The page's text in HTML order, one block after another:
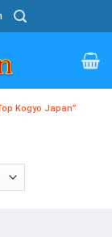
Kogyo Japan”